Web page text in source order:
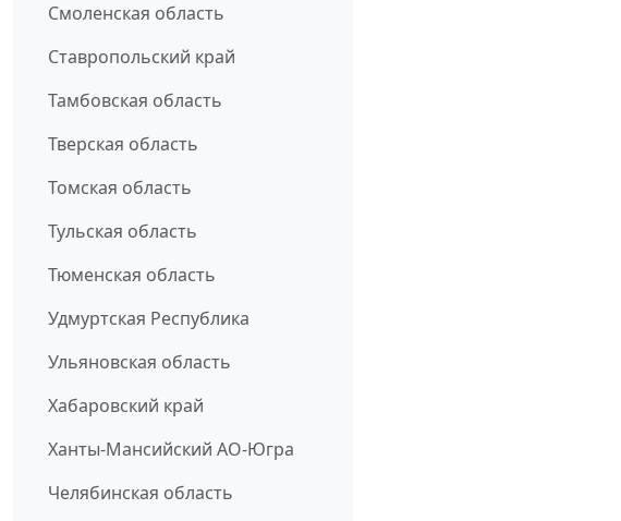
Смоленская область
Ставропольский край
Тамбовская область
Тверская область
Томская область
Тульская область
Тюменская область
Удмуртская Республика
Ульяновская область
Хабаровский край
Ханты-Мансийский АО-Югра
Челябинская область